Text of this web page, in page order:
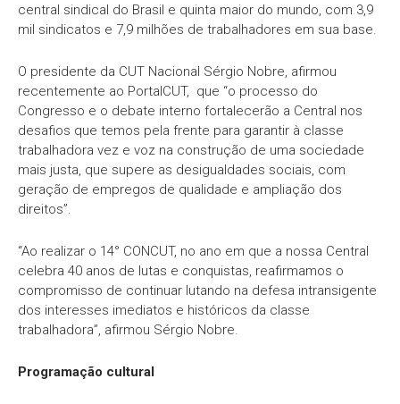
central sindical do Brasil e quinta maior do mundo, com 3,9
mil sindicatos e 7,9 milhões de trabalhadores em sua base.
O presidente da CUT Nacional Sérgio Nobre, afirmou
recentemente ao PortalCUT, que “o processo do
Congresso e o debate interno fortalecerão a Central nos
desafios que temos pela frente para garantir à classe
trabalhadora vez e voz na construção de uma sociedade
mais justa, que supere as desigualdades sociais, com
geração de empregos de qualidade e ampliação dos
direitos”.
“Ao realizar o 14° CONCUT, no ano em que a nossa Central
celebra 40 anos de lutas e conquistas, reafirmamos o
compromisso de continuar lutando na defesa intransigente
dos interesses imediatos e históricos da classe
trabalhadora”, afirmou Sérgio Nobre.
Programação cultural